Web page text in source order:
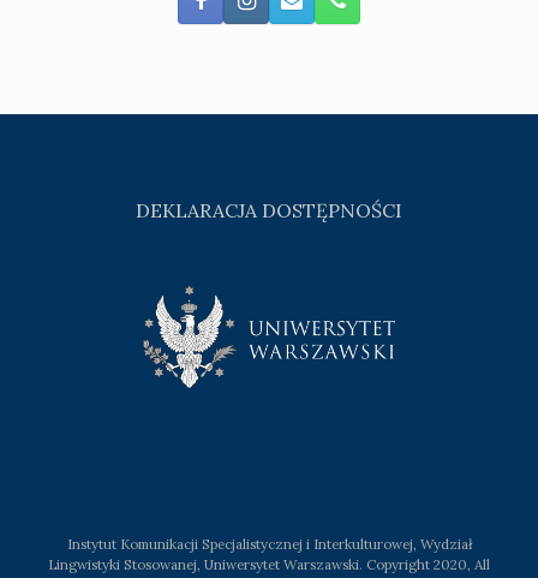
DEKLARACJA DOSTĘPNOŚCI
Instytut Komunikacji Specjalistycznej i Interkulturowej, Wydział
Lingwistyki Stosowanej, Uniwersytet Warszawski. Copyright 2020, All